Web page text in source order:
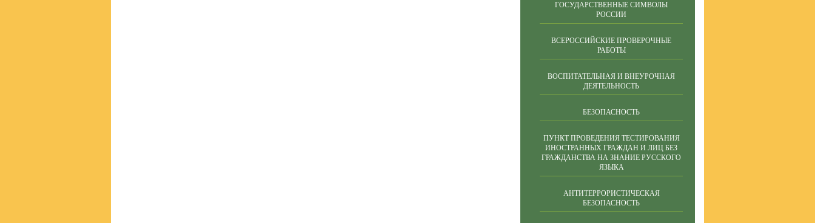
ГОСУДАРСТВЕННЫЕ СИМВОЛЫ
РОССИИ
ВСЕРОССИЙСКИЕ ПРОВЕРОЧНЫЕ
РАБОТЫ
ВОСПИТАТЕЛЬНАЯ И ВНЕУРОЧНАЯ
ДЕЯТЕЛЬНОСТЬ
БЕЗОПАСНОСТЬ
ПУНКТ ПРОВЕДЕНИЯ ТЕСТИРОВАНИЯ
ИНОСТРАННЫХ ГРАЖДАН И ЛИЦ БЕЗ
ГРАЖДАНСТВА НА ЗНАНИЕ РУССКОГО
ЯЗЫКА
АНТИТЕРРОРИСТИЧЕСКАЯ
БЕЗОПАСНОСТЬ